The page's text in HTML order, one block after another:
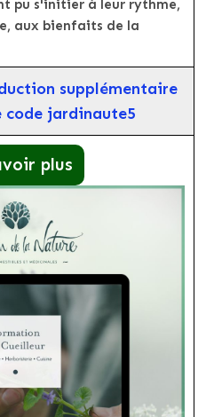
pu s'initier à leur rythme,
aux bienfaits de la
supplémentaire
code jardinaute5
plus